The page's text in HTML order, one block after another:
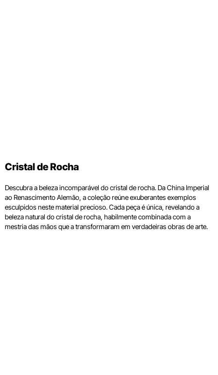
Cristal de Rocha
Descubra a beleza incomparável do cristal de rocha. Da China Imperial
ao Renascimento Alemão, a coleção reúne exuberantes exemplos
esculpidos neste material precioso. Cada peça é única, revelando a
beleza natural do cristal de rocha, habilmente combinada com a
mestria das mãos que a transformaram em verdadeiras obras de arte.